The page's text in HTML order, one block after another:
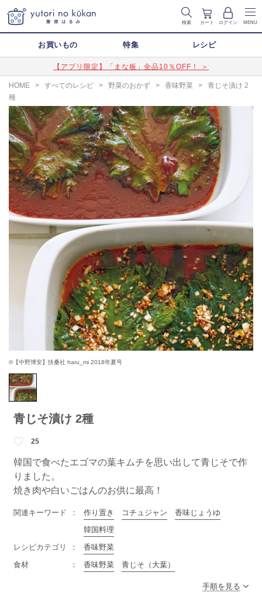
検索 カート ログイン MENU
お買いもの 特集 レシピ
【アプリ限定】「まな板」全品10％OFF！ ＞
HOME > すべてのレシピ > 野菜のおかず > 香味野菜 >
青じそ漬け 2
種
©【中野博安】扶桑社 haru_mi 2018年夏号
青じそ漬け 2種
25
韓国で食べたエゴマの葉キムチを思い出して青じそで作
りました。
焼き肉や白いごはんのお供に最高！
関連キーワード 作り置き コチュジャン
香味じょうゆ
韓国料理
レシピカテゴリ
香味野菜
食材
香味野菜 青じそ（大葉）
手順を見る